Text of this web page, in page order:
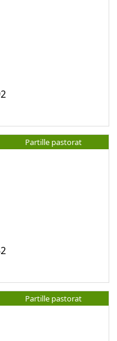
Partille pastorat
Partille pastorat